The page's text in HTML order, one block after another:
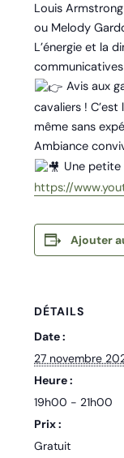
Louis
ou Melody
L’énergie et la
Avis aux
cavaliers !
même sans
Ambiance
Une petite
https://
Ajouter
DÉTAILS
Date :
27 novembre
Heure :
19h00 - 21h00
Prix :
Gratuit